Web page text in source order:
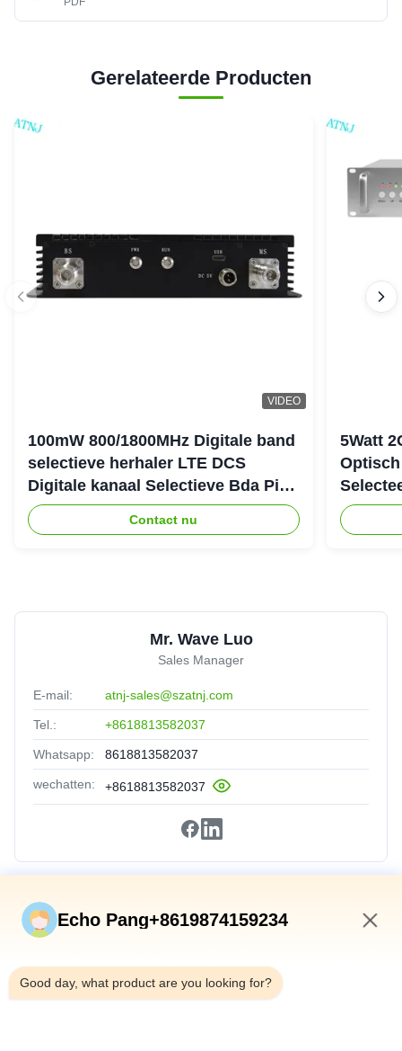
Gerelateerde Producten
VIDEO
100mW 800/1800MHz Digitale band
selectieve herhaler LTE DCS
Digitale kanaal Selectieve Bda Pico
herhaler
Contact nu
5Watt
Mr. Wave Luo
Sales Manager
E-mail: atnj-sales@szatnj.com
Tel.: +8618813582037
Whatsapp: 8618813582037
wechatten: +8618813582037
Snelkoppelingen
Producten
Over Ons
Echo Pang+8619874159234
Good day, what product are you looking for?